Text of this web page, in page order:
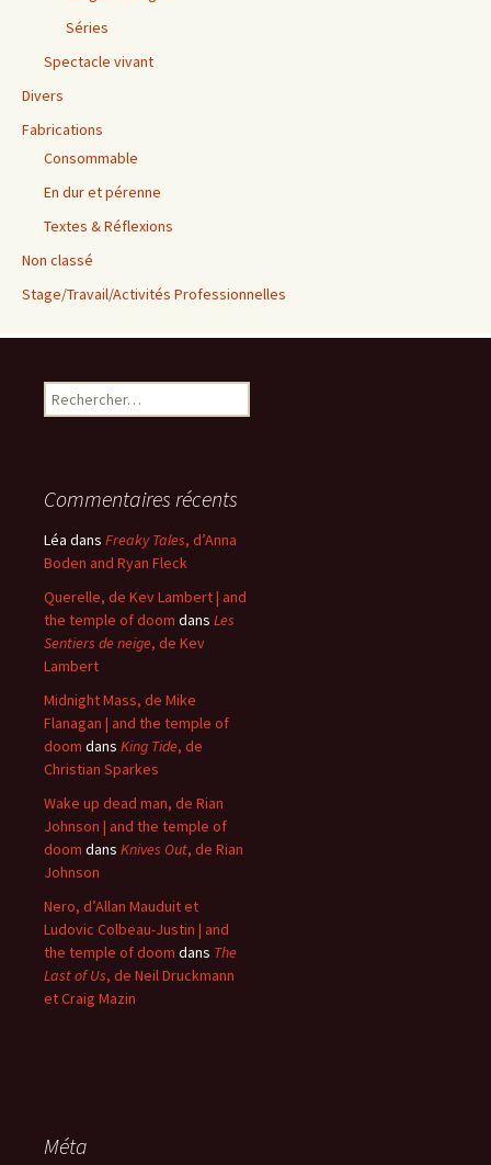
Séries
Spectacle vivant
Divers
Fabrications
Consommable
En dur et pérenne
Textes & Réflexions
Non classé
Stage/Travail/Activités Professionnelles
Rechercher :
Commentaires récents
Léa dans Freaky Tales, d’Anna
Boden and Ryan Fleck
Querelle, de Kev Lambert | and
the temple of doom dans Les
Sentiers de neige, de Kev
Lambert
Midnight Mass, de Mike
Flanagan | and the temple of
doom dans King Tide, de
Christian Sparkes
Wake up dead man, de Rian
Johnson | and the temple of
doom dans Knives Out, de Rian
Johnson
Nero, d’Allan Mauduit et
Ludovic Colbeau-Justin | and
the temple of doom dans The
Last of Us, de Neil Druckmann
et Craig Mazin
Méta